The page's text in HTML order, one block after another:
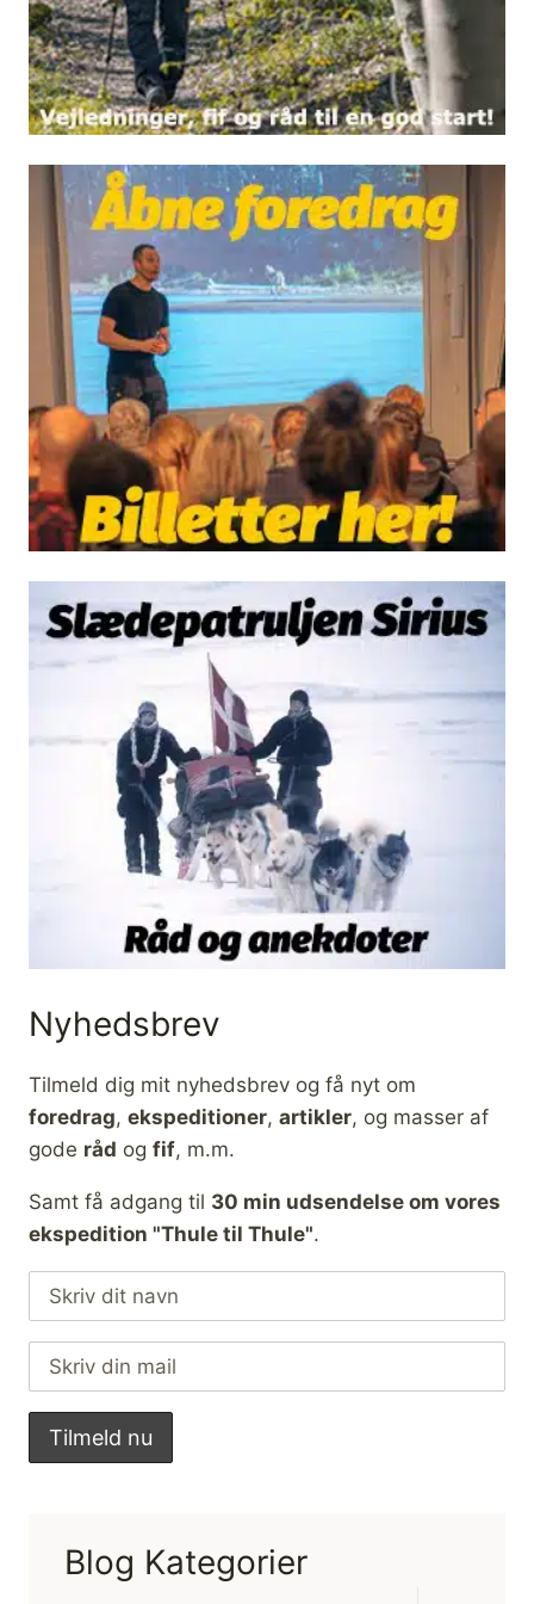
Nyhedsbrev
Tilmeld dig mit nyhedsbrev og få nyt om
foredrag, ekspeditioner, artikler, og masser af
gode råd og fif, m.m.
Samt få adgang til 30 min udsendelse om vores
ekspedition "Thule til Thule".
Blog Kategorier